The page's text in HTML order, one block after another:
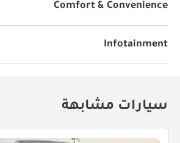
Comfort & Convenience
Infotainment
سيارات مشابهة